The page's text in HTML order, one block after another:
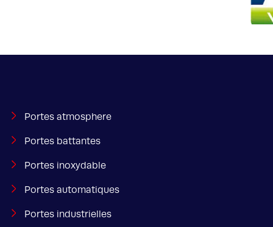
Portes atmosphere
Portes battantes
Portes inoxydable
Portes automatiques
Portes industrielles